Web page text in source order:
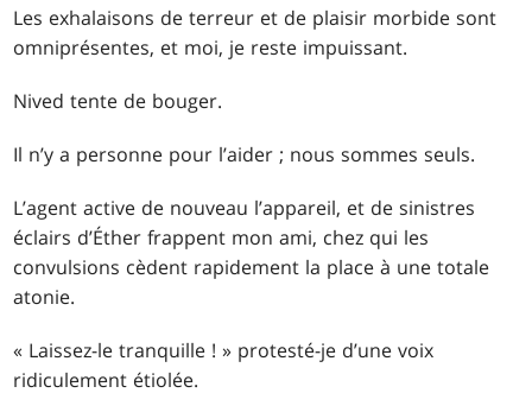
Les exhalaisons de terreur et de plaisir morbide sont
omniprésentes, et moi, je reste impuissant.
Nived tente de bouger.
Il n’y a personne pour l’aider ; nous sommes seuls.
L’agent active de nouveau l’appareil, et de sinistres
éclairs d’Éther frappent mon ami, chez qui les
convulsions cèdent rapidement la place à une totale
atonie.
« Laissez-le tranquille ! » protesté-je d’une voix
ridiculement étiolée.